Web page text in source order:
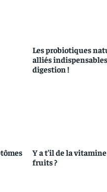
Les probiotiques
alliés
digestion !
Y a t’il de la
fruits ?